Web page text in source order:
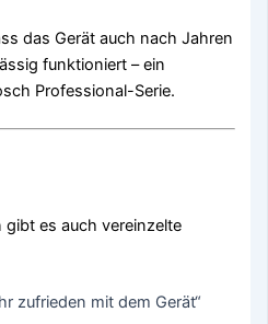
das Gerät auch nach Jahren
funktioniert – ein
Professional-Serie.
es auch vereinzelte
zufrieden mit dem Gerät“